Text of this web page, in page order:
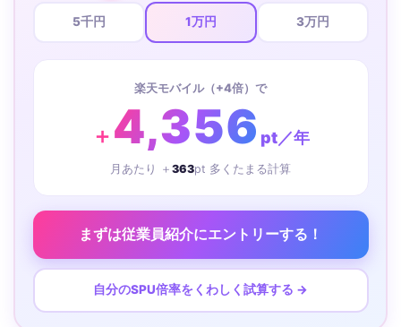
5千円 1万円 3万円
楽天モバイル（+4倍）で
＋ 4,356 pt／年
月あたり ＋ 363pt 多くたまる計算
まずは従業員紹介にエントリーする！
自分のSPU倍率をくわしく試算する →